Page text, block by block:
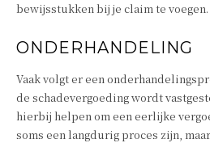
bewijsstukken bij je claim te voegen.
ONDERHANDELING
Vaak volgt er een
de schadevergoeding wordt
hierbij helpen om een eerlijke
soms een langdurig proces zijn,